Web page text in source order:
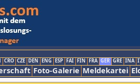
CRO CZE DEN ENG ESP FAI FIN FRA GER GRE INA
Foto-Galerie Meldekartei